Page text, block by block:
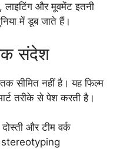
लाइटिंग और मूवमेंट इतनी
में डूब जाते हैं।
संदेश
सीमित नहीं है। यह फिल्म
तरीके से पेश करती है।
और टीम वर्क
stereotyping